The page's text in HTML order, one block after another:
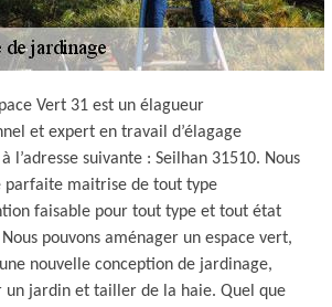
Vert 31 est un élagueur
et expert en travail d’élagage
l’adresse suivante : Seilhan 31510. Nous
parfaite maitrise de tout type
faisable pour tout type et tout état
pouvons aménager un espace vert,
nouvelle conception de jardinage,
un jardin et tailler de la haie. Quel que